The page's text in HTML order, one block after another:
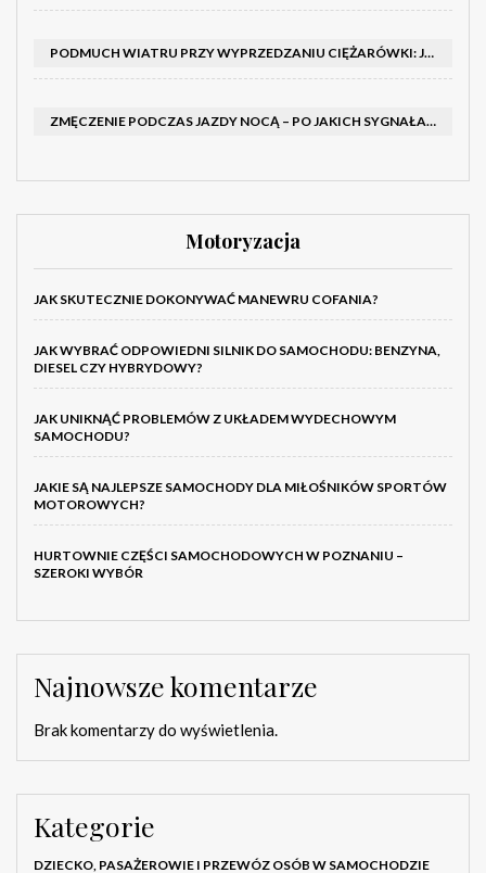
PODMUCH WIATRU PRZY WYPRZEDZANIU CIĘŻARÓWKI: JAK UTRZYMAĆ TOR JAZDY I OPANOWAĆ AUTO
ZMĘCZENIE PODCZAS JAZDY NOCĄ – PO JAKICH SYGNAŁACH ROZPOZNAĆ SENNOŚĆ ZA KIEROWNICĄ I KIEDY ZROBIĆ PRZERWĘ
Motoryzacja
JAK SKUTECZNIE DOKONYWAĆ MANEWRU COFANIA?
JAK WYBRAĆ ODPOWIEDNI SILNIK DO SAMOCHODU: BENZYNA,
DIESEL CZY HYBRYDOWY?
JAK UNIKNĄĆ PROBLEMÓW Z UKŁADEM WYDECHOWYM
SAMOCHODU?
JAKIE SĄ NAJLEPSZE SAMOCHODY DLA MIŁOŚNIKÓW SPORTÓW
MOTOROWYCH?
HURTOWNIE CZĘŚCI SAMOCHODOWYCH W POZNANIU –
SZEROKI WYBÓR
Najnowsze komentarze
Brak komentarzy do wyświetlenia.
Kategorie
DZIECKO, PASAŻEROWIE I PRZEWÓZ OSÓB W SAMOCHODZIE